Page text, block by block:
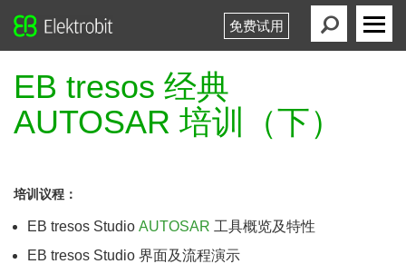
免费试用
Elektrobit
Primary
EB tresos 经典
AUTOSAR 培训（下）
培训议程：
EB tresos Studio AUTOSAR 工具概览及特性
EB tresos Studio 界面及流程演示